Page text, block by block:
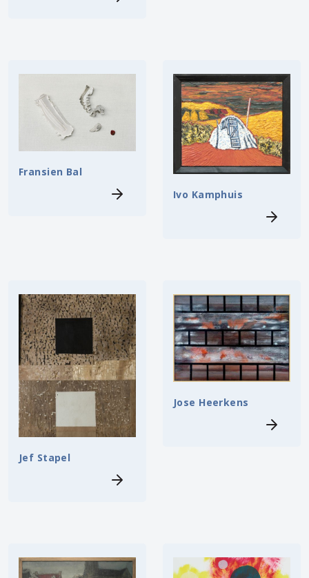
Fransien Bal
Ivo Kamphuis
Jef Stapel
Jose Heerkens